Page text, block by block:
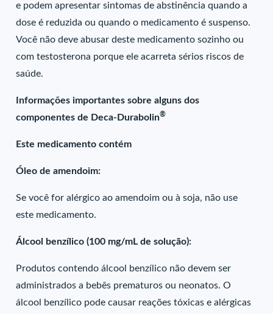
e podem apresentar sintomas de abstinência quando a
dose é reduzida ou quando o medicamento é suspenso.
Você não deve abusar deste medicamento sozinho ou
com testosterona porque ele acarreta sérios riscos de
saúde.
Informações importantes sobre alguns dos
componentes de Deca-Durabolin®
Este medicamento contém
Óleo de amendoim:
Se você for alérgico ao amendoim ou à soja, não use
este medicamento.
Álcool benzílico (100 mg/mL de solução):
Produtos contendo álcool benzílico não devem ser
administrados a bebês prematuros ou neonatos. O
álcool benzílico pode causar reações tóxicas e alérgicas